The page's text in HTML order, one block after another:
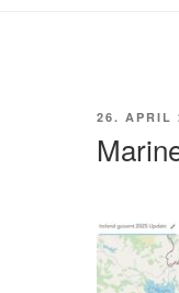
26. APRIL